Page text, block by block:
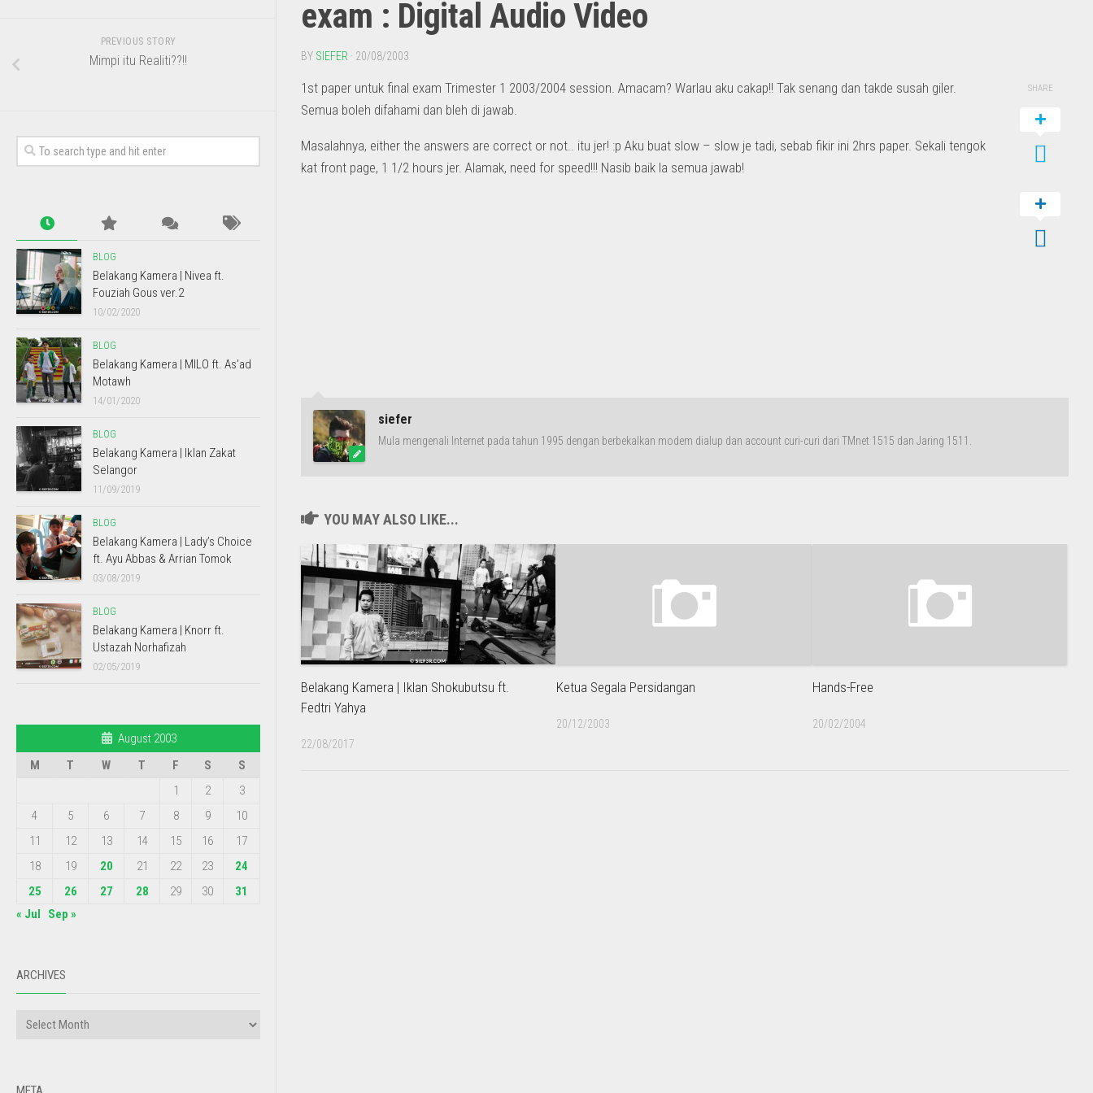
exam : Digital Audio Video
BY SIEFER · 20/08/2003
1st paper untuk final exam Trimester 1 2003/2004 session. Amacam? Warlau aku cakap!! Tak senang dan takde susah giler.
Semua boleh difahami dan bleh di jawab.
Masalahnya, either the answers are correct or not.. itu jer! :p Aku buat slow – slow je tadi, sebab fikir ini 2hrs paper. Sekali tengok
kat front page, 1 1/2 hours jer. Alamak, need for speed!!! Nasib baik la semua jawab!
SHARE
siefer
Mula mengenali Internet pada tahun 1995 dengan berbekalkan modem dialup dan account curi-curi dari TMnet 1515 dan Jaring 1511.
YOU MAY ALSO LIKE...
Belakang Kamera | Iklan Shokubutsu ft.
Fedtri Yahya
22/08/2017
Ketua Segala Persidangan
20/12/2003
Hands-Free
20/02/2004
PREVIOUS STORY
Mimpi itu Realiti??!!
BLOG
Belakang Kamera | Nivea ft.
Fouziah Gous ver.2
10/02/2020
BLOG
Belakang Kamera | MILO ft. As’ad
Motawh
14/01/2020
BLOG
Belakang Kamera | Iklan Zakat
Selangor
11/09/2019
BLOG
Belakang Kamera | Lady’s Choice
ft. Ayu Abbas & Arrian Tomok
03/08/2019
BLOG
Belakang Kamera | Knorr ft.
Ustazah Norhafizah
02/05/2019
August 2003
M
T W T F S
S
1
2
3
4
5 6 7 8 9
10
11
12 13 14 15 16
17
18
19 20 21 22 23
24
25
26 27 28 29 30
31
« Jul
Sep »
ARCHIVES